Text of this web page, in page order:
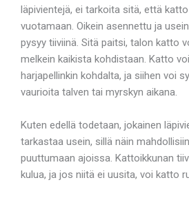
läpivientejä, ei tarkoita sitä, että
vuotamaan. Oikein asennettu ja
pysyy tiiviinä. Sitä paitsi, talon katto
melkein kaikista kohdistaan. Katto
harjapellinkin kohdalta, ja siihen voi
vaurioita talven tai myrskyn aikana.
Kuten edellä todetaan, jokainen
tarkastaa usein, sillä näin
puuttumaan ajoissa. Kattoikkunan
kulua, ja jos niitä ei uusita, voi katto